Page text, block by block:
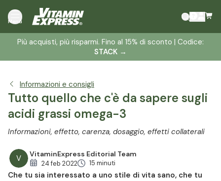
Menù
Più acquisti, più risparmi. Fino al 15% di sconto | Codice:
STACK →
Informazioni e consigli
Tutto quello che c'è da sapere sugli
acidi grassi omega-3
Informazioni, effetto, carenza, dosaggio, effetti collaterali
V VitaminExpress Editorial Team
24 feb 2022 15 minuti
Che tu sia interessato a uno stile di vita sano, che tu
Cosa sono gli acidi grassi omega-3?
Cosa possono fare per te gli acidi grassi omega 3?
Dosaggio degli omega 3
Integratori alimentari di omega-3
Dosaggio e assunzione raccomandata di omega-3
Forme popolari di somministrazione di omega-3
Omega-3 vs Omega-6: perché è importante l'equilibrio
Considerazioni finali: piccolo nutriente, grande impatto